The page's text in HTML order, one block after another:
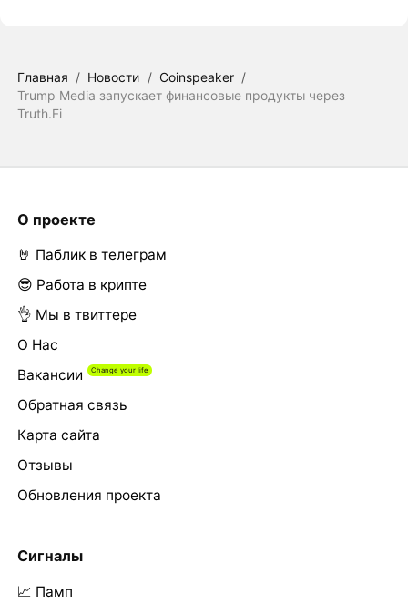
Главная / Новости / Coinspeaker /
Trump Media запускает финансовые продукты через
Truth.Fi
О проекте
🤘 Паблик в телеграм
😎 Работа в крипте
👌 Мы в твиттере
О Нас
Вакансии
Обратная связь
Карта сайта
Отзывы
Обновления проекта
Сигналы
📈 Памп